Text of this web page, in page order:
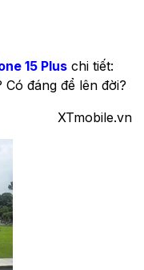
15 Plus chi tiết:
đáng để lên đời?
XTmobile.vn